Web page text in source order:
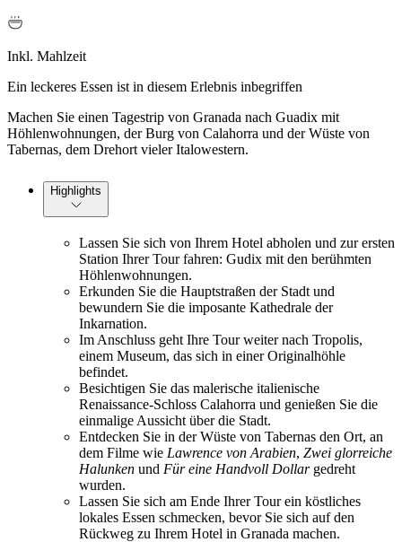
Inkl. Mahlzeit
Ein leckeres Essen ist in diesem Erlebnis inbegriffen
Machen Sie einen Tagestrip von Granada nach Guadix mit
Höhlenwohnungen, der Burg von Calahorra und der Wüste von
Tabernas, dem Drehort vieler Italowestern.
Highlights
Lassen Sie sich von Ihrem Hotel abholen und zur ersten
Station Ihrer Tour fahren: Gudix mit den berühmten
Höhlenwohnungen.
Erkunden Sie die Hauptstraßen der Stadt und
bewundern Sie die imposante Kathedrale der
Inkarnation.
Im Anschluss geht Ihre Tour weiter nach Tropolis,
einem Museum, das sich in einer Originalhöhle
befindet.
Besichtigen Sie das malerische italienische
Renaissance-Schloss Calahorra und genießen Sie die
einmalige Aussicht über die Stadt.
Entdecken Sie in der Wüste von Tabernas den Ort, an
dem Filme wie Lawrence von Arabien, Zwei glorreiche
Halunken und Für eine Handvoll Dollargedreht
wurden.
Lassen Sie sich am Ende Ihrer Tour ein köstliches
lokales Essen schmecken, bevor Sie sich auf den
Rückweg zu Ihrem Hotel in Granada machen.